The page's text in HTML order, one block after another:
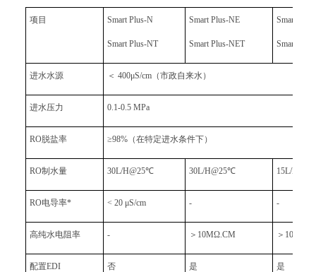
项目 Smart Plus-N
Smart Plus-NT
Smart Plus-NE
Smart Plus-NET
Smart
Smart
进水水源 ＜ 400μS/cm（市政自来水）
进水压力 0.1-0.5 MPa
RO脱盐率 ≥98%（在特定进水条件下）
RO制水量 30L/H@25℃ 30L/H@25℃ 15L/H，
RO电导率* < 20 μS/cm - -
高纯水电阻率 - ＞10MΩ.CM ＞
配置EDI 否 是 是